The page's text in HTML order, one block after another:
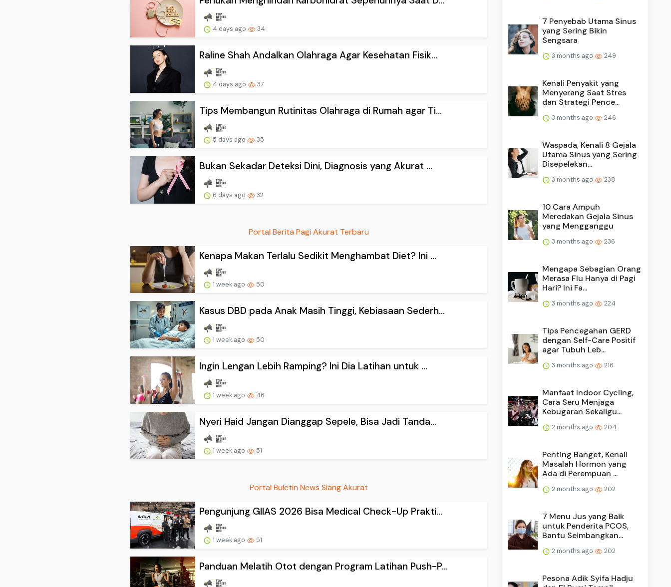
4 days ago 34
Raline Shah Andalkan Olahraga Agar Kesehatan Fisik...
4 days ago 37
Tips Membangun Rutinitas Olahraga di Rumah agar Ti...
5 days ago 35
Bukan Sekadar Deteksi Dini, Diagnosis yang Akurat ...
6 days ago 32
Portal Berita Pagi Akurat Terbaru
Kenapa Makan Terlalu Sedikit Menghambat Diet? Ini ...
1 week ago 50
Kasus DBD pada Anak Masih Tinggi, Kebiasaan Sederh...
1 week ago 50
Ingin Lengan Lebih Ramping? Ini Dia Latihan untuk ...
1 week ago 46
Nyeri Haid Jangan Dianggap Sepele, Bisa Jadi Tanda...
1 week ago 51
Portal Buletin News Siang Akurat
Pengunjung GIIAS 2026 Bisa Medical Check-Up Prakti...
1 week ago 51
Panduan Melatih Otot dengan Program Latihan Push-P...
7 Penyebab Utama Sinus
yang Sering Bikin
Sengsara
3 months ago 249
Kenali Penyakit yang
Menyerang Saat Stres
dan Strategi Pence...
3 months ago 246
Waspada, Kenali 8 Gejala
Utama Sinus yang Sering
Disepelekan...
3 months ago 238
10 Cara Ampuh
Meredakan Gejala Sinus
yang Mengganggu
3 months ago 236
Mengapa Sebagian Orang
Merasa Flu Hanya di Pagi
Hari? Ini Fa...
3 months ago 224
Tips Pencegahan GERD
dengan Self-Care Positif
agar Tubuh Leb...
3 months ago 216
Manfaat Indoor Cycling,
Cara Seru Menjaga
Kebugaran Sekaligu...
2 months ago 204
Penting Banget, Kenali
Masalah Hormon yang
Ada di Perempuan ...
2 months ago 202
7 Menu Jus yang Baik
untuk Penderita PCOS,
Bantu Seimbangkan...
2 months ago 202
Pesona Adik Syifa Hadju